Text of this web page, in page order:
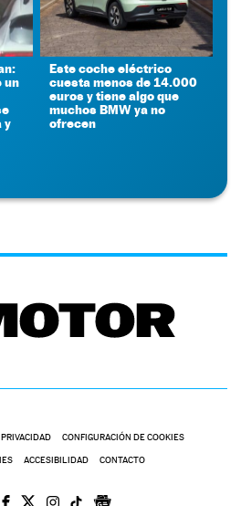
un
y
Este coche eléctrico
cuesta menos de 14.000
euros y tiene algo que
muchos BMW ya no
ofrecen
CONFIGURACIÓN DE COOKIES
ACCESIBILIDAD CONTACTO